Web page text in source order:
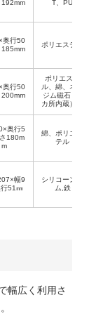
192mm
T、PU
奥行50
185mm
ポリエステル
奥行50
200mm
ポリエステ
ル、綿、ネオ
ジム磁石（4
カ所内蔵）、
奥行5
180m
m
綿、ポリエス
テル
幅9
51㎜
シリコーンゴ
ム,鉄
幅広く利用さ